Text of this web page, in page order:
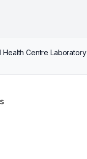
Health Centre Laboratory